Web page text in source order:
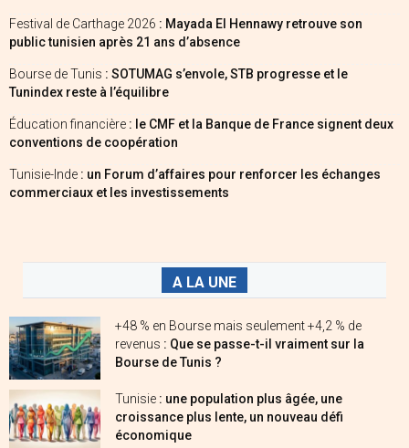
Festival de Carthage 2026 : Mayada El Hennawy retrouve son
public tunisien après 21 ans d’absence
Bourse de Tunis : SOTUMAG s’envole, STB progresse et le
Tunindex reste à l’équilibre
Éducation financière : le CMF et la Banque de France signent deux
conventions de coopération
Tunisie-Inde : un Forum d’affaires pour renforcer les échanges
commerciaux et les investissements
A LA UNE
+48 % en Bourse mais seulement +4,2 % de
revenus : Que se passe-t-il vraiment sur la
Bourse de Tunis ?
Tunisie : une population plus âgée, une
croissance plus lente, un nouveau défi
économique